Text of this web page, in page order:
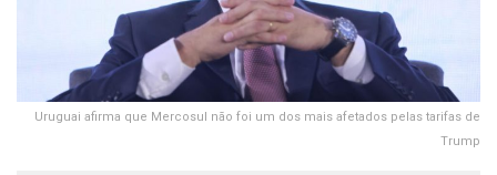
Uruguai afirma que Mercosul não foi um dos mais afetados pelas tarifas de
Trump